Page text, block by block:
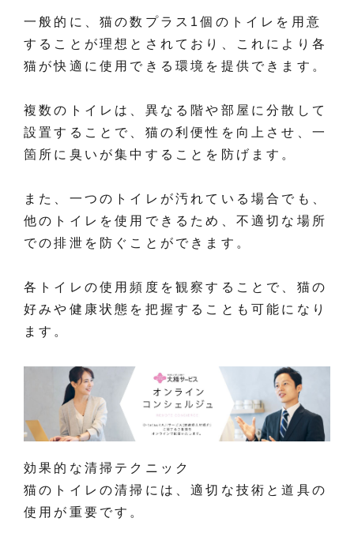
一般的に、猫の数プラス1個のトイレを用意
することが理想とされており、これにより各
猫が快適に使用できる環境を提供できます。
複数のトイレは、異なる階や部屋に分散して
設置することで、猫の利便性を向上させ、一
箇所に臭いが集中することを防げます。
また、一つのトイレが汚れている場合でも、
他のトイレを使用できるため、不適切な場所
での排泄を防ぐことができます。
各トイレの使用頻度を観察することで、猫の
好みや健康状態を把握することも可能になり
ます。
効果的な清掃テクニック
猫のトイレの清掃には、適切な技術と道具の
使用が重要です。